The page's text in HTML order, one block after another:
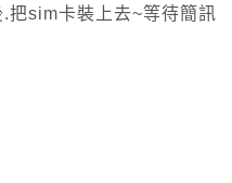
把sim卡裝上去~等待簡訊